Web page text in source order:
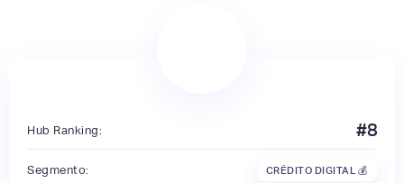
Hub Ranking: #8
Segmento: CRÉDITO DIGITAL 💰